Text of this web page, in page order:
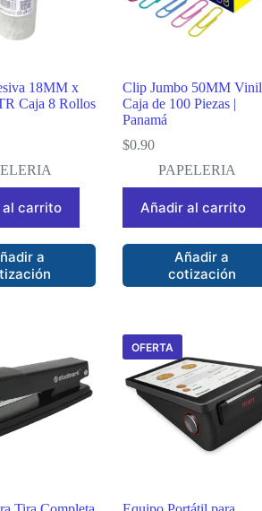
18MM x
Caja 8 Rollos
al carrito
a
Clip Jumbo 50MM Vinil
Caja de 100 Piezas |
Panamá
$0.90
PAPELERIA
Añadir al carrito
Añadir a
cotización
OFERTA